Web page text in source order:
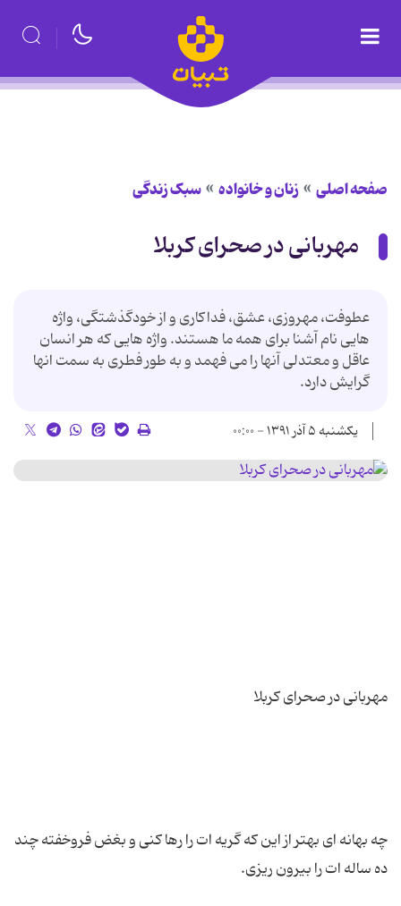
صفحه اصلی زنان و خانواده سبک زندگی
مهربانی در صحرای کربلا
عطوفت، مهروزی، عشق، فداکاری و از خودگذشتگی، واژه
هایی نام آشنا برای همه ما هستند. واژه هایی که هر انسان
عاقل و معتدلی آنها را می فهمد و به طور فطری به سمت انها
گرایش دارد.
یکشنبه ۵ آذر ۱۳۹۱ - ۰۰:۰۰
چه بهانه ای بهتر از این که گریه ات را رها کنی و بغض فروخفته چند